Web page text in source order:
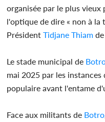
organisée par le plus
l'optique de dire « non à
Président Tidjane Thiam
Le stade municipal de
mai 2025 par les instances
populaire avant l'entame
Face aux militants de Botro